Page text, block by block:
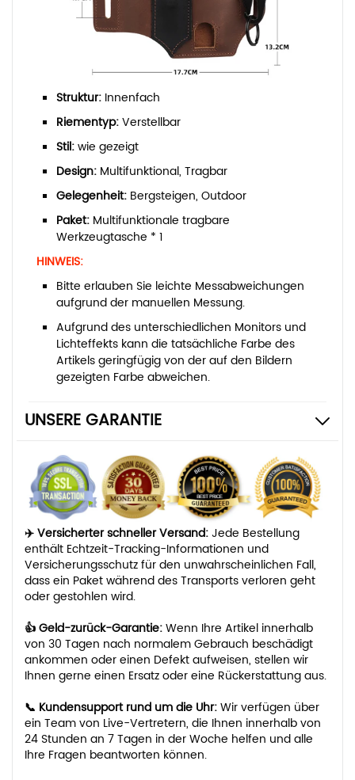
Struktur: Innenfach
Riementyp:Verstellbar
Stil:wie gezeigt
Design: Multifunktional, Tragbar
Gelegenheit: Bergsteigen, Outdoor
Paket: Multifunktionale tragbare
Werkzeugtasche * 1
HINWEIS:
Bitte erlauben Sie leichte Messabweichungen
aufgrund der manuellen Messung.
Aufgrund des unterschiedlichen Monitors und
Lichteffekts kann die tatsächliche Farbe des
Artikels geringfügig von der auf den Bildern
gezeigten Farbe abweichen.
UNSERE GARANTIE
✈️ Versicherter schneller Versand:Jede Bestellung
enthält Echtzeit-Tracking-Informationen und
Versicherungsschutz für den unwahrscheinlichen Fall,
dass ein Paket während des Transports verloren geht
oder gestohlen wird.
👍 Geld-zurück-Garantie:Wenn Ihre Artikel innerhalb
von 30 Tagen nach normalem Gebrauch beschädigt
ankommen oder einen Defekt aufweisen, stellen wir
Ihnen gerne einen Ersatz oder eine Rückerstattung aus.
📞 Kundensupport rund um die Uhr:Wir verfügen über
ein Team von Live-Vertretern, die Ihnen innerhalb von
24 Stunden an 7 Tagen in der Woche helfen und alle
Ihre Fragen beantworten können.